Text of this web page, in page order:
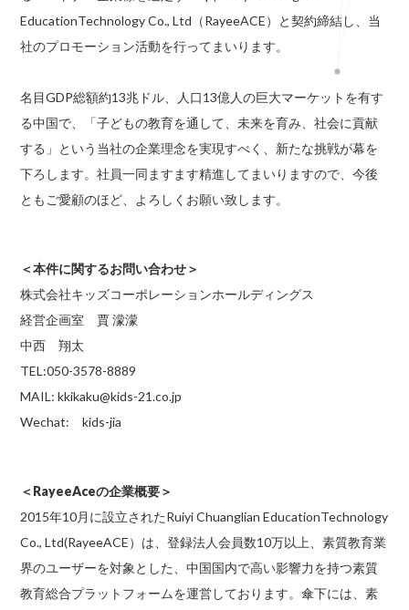
EducationTechnology Co., Ltd（RayeeACE）と契約締結し、当
社のプロモーション活動を行ってまいります。
名目GDP総額約13兆ドル、人口13億人の巨大マーケットを有す
る中国で、「子どもの教育を通して、未来を育み、社会に貢献
する」という当社の企業理念を実現すべく、新たな挑戦が幕を
下ろします。社員一同ますます精進してまいりますので、今後
ともご愛顧のほど、よろしくお願い致します。
＜本件に関するお問い合わせ＞
株式会社キッズコーポレーションホールディングス
経営企画室 賈 濛濛
中西 翔太
TEL:050-3578-8889
MAIL: kkikaku@kids-21.co.jp
Wechat: kids-jia
＜RayeeAceの企業概要＞
2015年10月に設立されたRuiyi Chuanglian EducationTechnology
Co., Ltd(RayeeACE）は、登録法人会員数10万以上、素質教育業
界のユーザーを対象とした、中国国内で高い影響力を持つ素質
教育総合プラットフォームを運営しております。傘下には、素